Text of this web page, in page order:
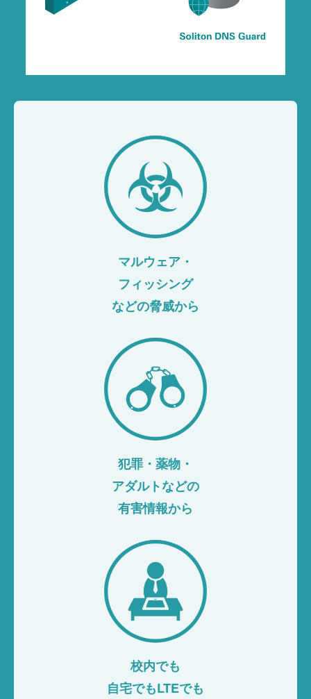
マルウェア・
フィッシング
などの脅威から
犯罪・薬物・
アダルトなどの
有害情報から
校内でも
自宅でもLTEでも